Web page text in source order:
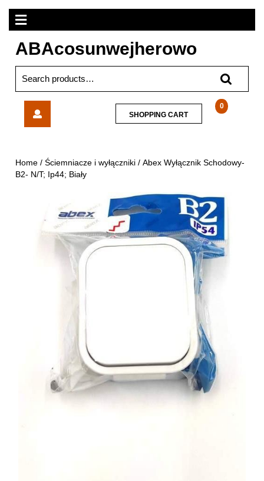
Skip
content
Open
Menu
ABAcosunwejherowo
for:
N/T;
Ip44;
0
SHOPPING CARTSHOPPING
CART
Home /Ściemniacze i wyłączniki / Abex Wyłącznik Schodowy-
B2- N/T; Ip44; Biały